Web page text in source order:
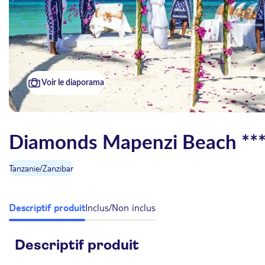
Voir le diaporama
Diamonds Mapenzi Beach
Tanzanie/Zanzibar
Descriptif produitInclus/Non inclus
Descriptif produit